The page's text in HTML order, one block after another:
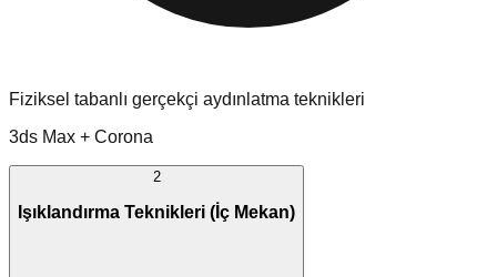
Fiziksel tabanlı gerçekçi aydınlatma teknikleri
3ds Max + Corona
2
Işıklandırma Teknikleri (İç Mekan)